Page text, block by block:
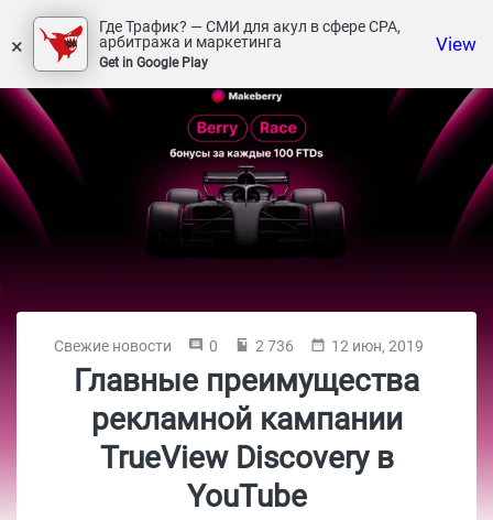
×
Где Трафик? — СМИ для акул в сфере СРА,
арбитража и маркетинга
Get in Google Play
View
Свежие новости 0 2 736 12 июн, 2019
Главные преимущества
рекламной кампании
TrueView Discovery в
YouTube